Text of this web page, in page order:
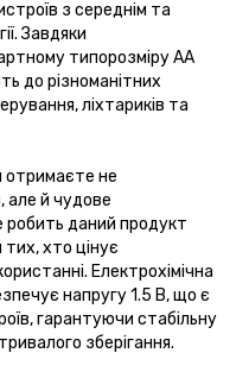
з середнім та
Завдяки
типорозміру AA
до різноманітних
ліхтариків та
отримаєте не
але й чудове
робить даний продукт
хто цінує
Електрохімічна
напругу 1.5 В, що є
гарантуючи стабільну
зберігання.